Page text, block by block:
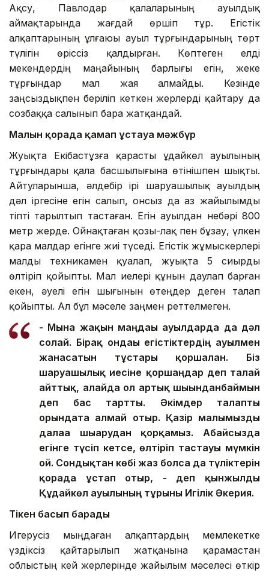
Ақсу, Павлодар қалаларының ауылдық
аймақтарында жағдай өршіп тұр. Егістік
алқаптарының ұлғаюы ауыл тұрғындарының төрт
түлігін өріссіз қалдырған. Көптеген елді
мекендердің маңайының барлығы егін, жеке
тұрғындар мал жая алмайды. Кезінде
заңсыздықпен беріліп кеткен жерлерді қайтару да
созбаққа салынып бара жатқандай.
Малын қорада қамап ұстауға мәжбүр
Жуықта Екібастұзға қарасты Құдайкөл ауылының
тұрғындары қала басшылығына өтінішпен шықты.
Айтуларынша, әлдебір ірі шаруашылық ауылдың
дәл іргесіне егін салып, онсыз да аз жайылымды
тіпті тарылтып тастаған. Егін ауылдан небәрі 800
метр жерде. Ойнақтаған қозы-лақ пен бұзау, үлкен
қара малдар егінге жиі түседі. Егістік жұмыскерлері
малды техникамен қуалап, жуықта 5 сиырды
өлтіріп қойыпты. Мал иелері құнын даулап барған
екен, әуелі егін шығынын өтеңдер деген талап
қойыпты. Ал бұл мәселе заңмен реттелмеген.
- Мына жақын маңдағы ауылдарда да дәл
солай. Бірақ ондағы егістіктердің ауылмен
жанасатын тұстары қоршалған. Біз
шаруашылық иесіне қоршаңдар деп талай
айттық, алайда ол артық шығынданбаймын
деп бас тартты. Әкімдер талапты
орындата алмай отыр. Қазір малымызды
далаға шығарудан қорқамыз. Абайсызда
егінге түсіп кетсе, өлтіріп тастауы мүмкін
ғой. Сондықтан көбі жаз болса да түліктерін
қорада ұстап отыр, - деп қынжылды
Құдайкөл ауылының тұрғыны Игілік Әкерия.
Тікен басып барады
Игерусіз мыңдаған алқаптардың мемлекетке
үздіксіз қайтарылып жатқанына қарамастан
облыстың кей жерлерінде жайылым мәселесі өткір